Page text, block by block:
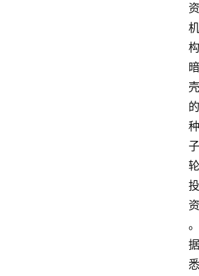
资
机
构
暗
壳
的
种
子
轮
投
资
。
据
悉